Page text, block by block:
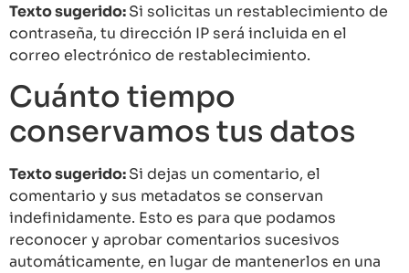
Texto sugerido:Si solicitas un restablecimiento de
contraseña, tu dirección IP será incluida en el
correo electrónico de restablecimiento.
Cuánto tiempo
conservamos tus datos
Texto sugerido:Si dejas un comentario, el
comentario y sus metadatos se conservan
indefinidamente. Esto es para que podamos
reconocer y aprobar comentarios sucesivos
automáticamente, en lugar de mantenerlos en una